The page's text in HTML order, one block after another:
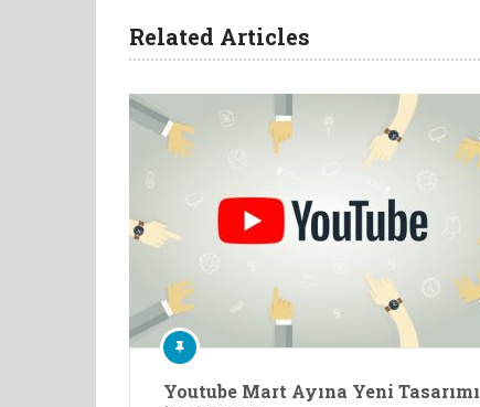
Related Articles
Youtube Mart Ayına Yeni Tasarımı